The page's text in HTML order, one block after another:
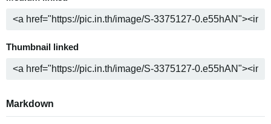
Thumbnail linked
Markdown